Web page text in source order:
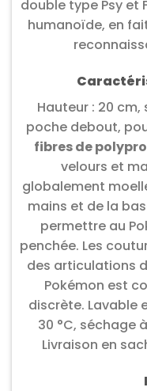
double type Psy et
humanoïde, en
Hauteur : 20 cm,
poche debout,
fibres de
velours et
globalement
mains et de la
permettre au
penchée. Les
des articulations
Pokémon est
discrète. Lavable
30 °C, séchage
Livraison en